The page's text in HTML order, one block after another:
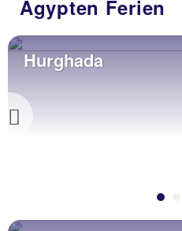
Ägypten Ferien
Previous
Hurghada